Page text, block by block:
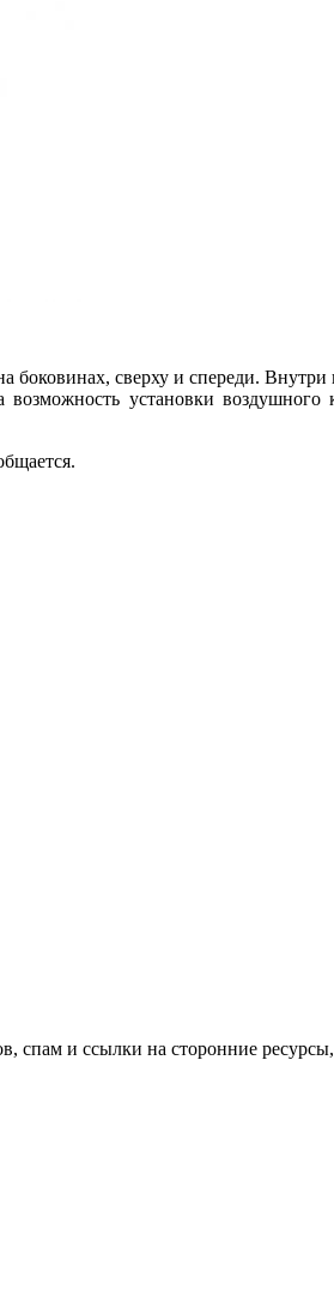
сверху и спереди. Внутри
установки
и ссылки на сторонние